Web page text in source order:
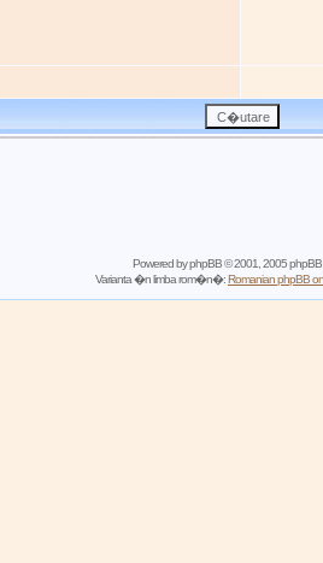
Powered byphpBB© 2001, 2005 phpBB
Varianta �n limba rom�n�:Romanian phpBB